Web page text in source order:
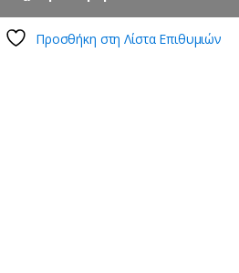
Προσθήκη στη Λίστα Επιθυμιών